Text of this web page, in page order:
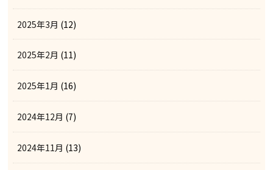
2025年3月 (12)
2025年2月 (11)
2025年1月 (16)
2024年12月 (7)
2024年11月 (13)